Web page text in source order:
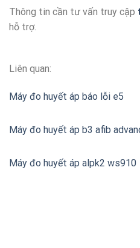
Thông tin cần tư vấn truy cập
hỗ trợ.
Liên quan:
Máy đo huyết áp báo lỗi e5
Máy đo huyết áp b3 afib
Máy đo huyết áp alpk2 ws910